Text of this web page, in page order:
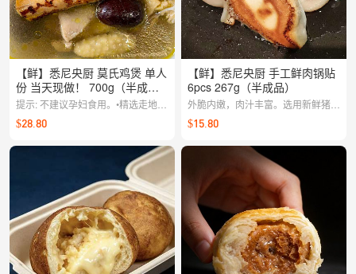
【鲜】悉尼央厨 莫氏鸡煲 单人
份 当天现做！ 700g（半成
品）
提示: 不建议孕妇食用。•精选走地
鸡，搭配五指毛桃、茯苓与陈皮，暖
胃养身•先喝汤(品尝清香与回甘)，再
吃鸡肉•搭配蘸料风味更佳【提前两
天22:00截单，周二至周六配送】
$28.80
【鲜】悉尼央厨 手工鲜肉锅贴
6pcs 267g（半成品）
外脆内嫩，肉汁丰富。选用新鲜猪前
腿肉，20年经验老师傅手工制作，
水油1比1，煎8分钟。 【提前两天
22:00截单，周二至周六配送】
$15.80